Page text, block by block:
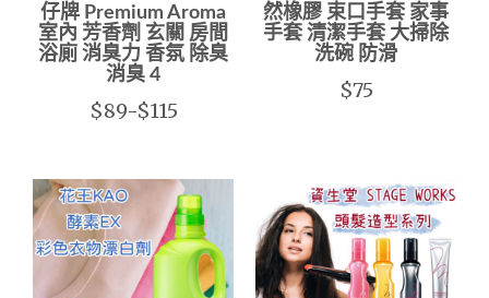
仔牌 Premium Aroma
室內 芳香劑 玄關 房間
浴廁 消臭力 香氛 除臭
消臭 4
$89-$115
然橡膠 束口手套 家事
手套 清潔手套 大掃除
洗碗 防滑
$75